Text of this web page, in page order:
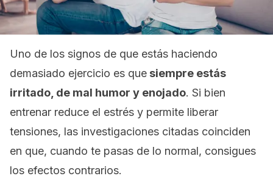
Uno de los signos de que estás haciendo
demasiado ejercicio es que siempre estás
irritado, de mal humor y enojado. Si bien
entrenar reduce el estrés y permite liberar
tensiones, las investigaciones citadas coinciden
en que, cuando te pasas de lo normal, consigues
los efectos contrarios.